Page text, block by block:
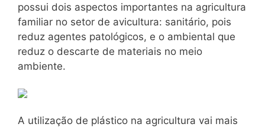
possui dois aspectos importantes na agricultura
familiar no setor de avicultura: sanitário, pois
reduz agentes patológicos, e o ambiental que
reduz o descarte de materiais no meio
ambiente.
A utilização de plástico na agricultura vai mais